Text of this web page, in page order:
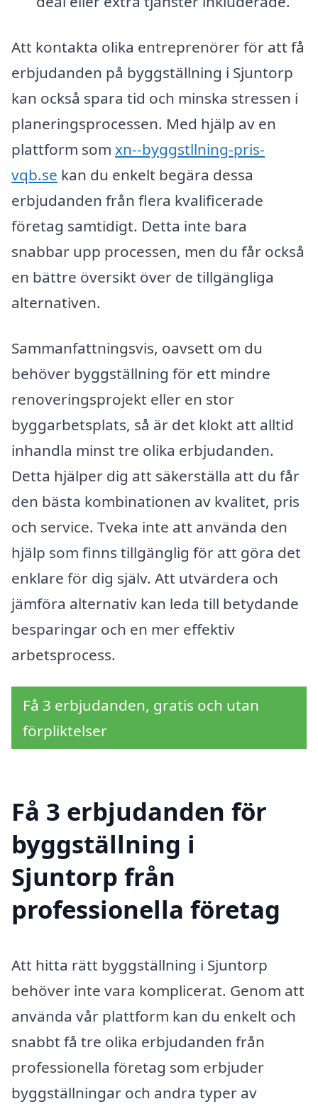
Att kontakta olika entreprenörer för att få
erbjudanden på byggställning i Sjuntorp
kan också spara tid och minska stressen i
planeringsprocessen. Med hjälp av en
plattform som xn--byggstllning-pris-
vqb.se kan du enkelt begära dessa
erbjudanden från flera kvalificerade
företag samtidigt. Detta inte bara
snabbar upp processen, men du får också
en bättre översikt över de tillgängliga
alternativen.
Sammanfattningsvis, oavsett om du
behöver byggställning för ett mindre
renoveringsprojekt eller en stor
byggarbetsplats, så är det klokt att alltid
inhandla minst tre olika erbjudanden.
Detta hjälper dig att säkerställa att du får
den bästa kombinationen av kvalitet, pris
och service. Tveka inte att använda den
hjälp som finns tillgänglig för att göra det
enklare för dig själv. Att utvärdera och
jämföra alternativ kan leda till betydande
besparingar och en mer effektiv
arbetsprocess.
Få 3 erbjudanden, gratis och utan
förpliktelser
Få 3 erbjudanden för
byggställning i
Sjuntorp från
professionella företag
Att hitta rätt byggställning i Sjuntorp
behöver inte vara komplicerat. Genom att
använda vår plattform kan du enkelt och
snabbt få tre olika erbjudanden från
professionella företag som erbjuder
byggställningar och andra typer av